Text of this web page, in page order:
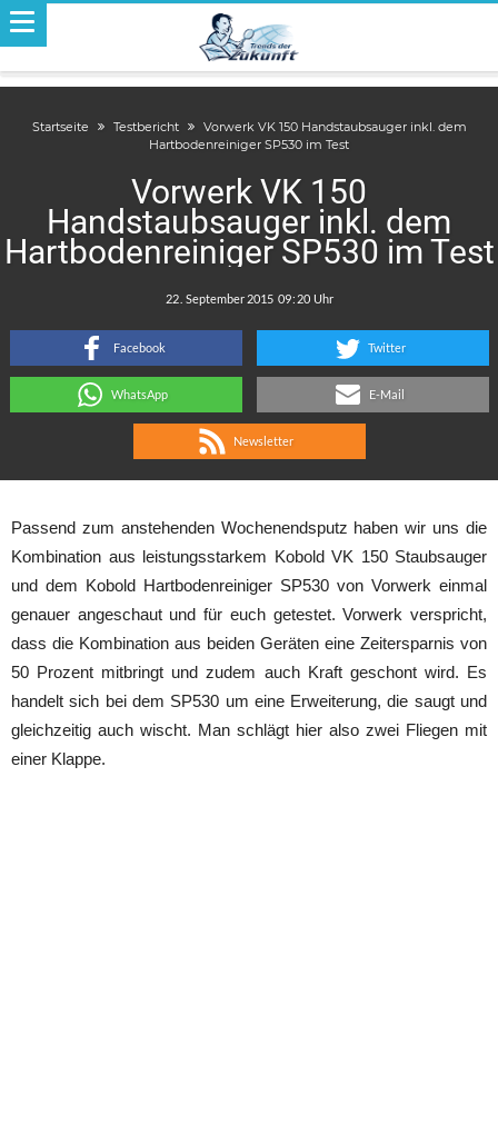
Startseite Testbericht
Vorwerk VK 150 Handstaubsauger inkl. dem
Hartbodenreiniger SP530 im Test
Vorwerk VK 150
Handstaubsauger inkl. dem
Hartbodenreiniger SP530 im Test
:
Facebook Twitter
WhatsApp E-Mail
Newsletter
Passend zum anstehenden Wochenendsputz haben wir uns die
Kombination aus leistungsstarkem Kobold VK 150 Staubsauger
und dem Kobold Hartbodenreiniger SP530 von Vorwerk einmal
genauer angeschaut und für euch getestet. Vorwerk verspricht,
dass die Kombination aus beiden Geräten eine Zeitersparnis von
50 Prozent mitbringt und zudem auch Kraft geschont wird. Es
handelt sich bei dem SP530 um eine Erweiterung, die saugt und
gleichzeitig auch wischt. Man schlägt hier also zwei Fliegen mit
einer Klappe.